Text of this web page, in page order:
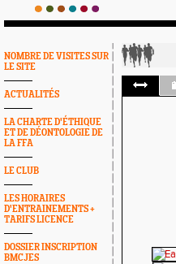
NOMBRE DE VISITES SUR
LE SITE
ACTUALITÉS
LA CHARTE D'ÉTHIQUE
ET DE DÉONTOLOGIE DE
LA FFA
LE CLUB
LES HORAIRES
D'ENTRAINEMENTS +
TARIFS LICENCE
DOSSIER INSCRIPTION
BMCJES